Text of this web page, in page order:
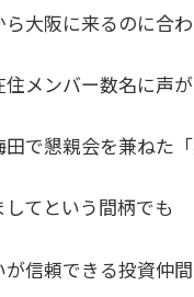
大阪に来るのに合わ
メンバー数名に声が
田で懇親会を兼ねた
してという間柄でも
が信頼できる投資仲